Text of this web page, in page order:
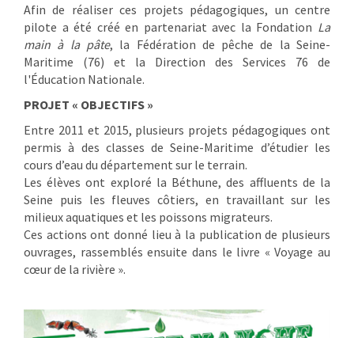
Afin de réaliser ces projets pédagogiques, un centre
pilote a été créé en partenariat avec la Fondation La
main à la pâte, la Fédération de pêche de la Seine-
Maritime (76) et la Direction des Services 76 de
l'Éducation Nationale.
PROJET « OBJECTIFS »
Entre 2011 et 2015, plusieurs projets pédagogiques ont
permis à des classes de Seine-Maritime d’étudier les
cours d’eau du département sur le terrain.
Les élèves ont exploré la Béthune, des affluents de la
Seine puis les fleuves côtiers, en travaillant sur les
milieux aquatiques et les poissons migrateurs.
Ces actions ont donné lieu à la publication de plusieurs
ouvrages, rassemblés ensuite dans le livre « Voyage au
cœur de la rivière ».